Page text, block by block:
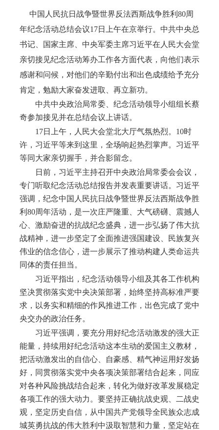
中国人民抗日战争暨世界反法西斯战争胜利 80周
年纪念活动总结会议17日上午在京举行。中共中央总
书记、国家主席、中央军委主席习近平在人民大会堂
亲切接见纪念活动筹办工作各方面代表，向他们表示
感谢和问候，对他们的辛勤付出和出色成绩给予充分
肯定，勉励大家奋发进取、再立新功。
中共中央政治局常委、纪念活动领导小组组长蔡
奇参加接见并在总结会议上讲话。
17日上午，人民大会堂北大厅气氛热烈。10时
许，习近平等来到这里，全场响起热烈掌声。习近平
等同大家亲切握手，并合影留念。
日前，习近平主持召开中央政治局常委会会议，
专门听取纪念活动总结报告并发表重要讲话。习近平
强调，纪念中国人民抗日战争暨世界反法西斯战争胜
利 80周年活动，是一次庄严隆重、大气磅礴、震撼人
心、激励奋进的抗战纪念盛典，进一步弘扬了伟大抗
战精神，进一步坚定了全面推进强国建设、民族复兴
伟业的信念信心，进一步展示了推动构建人类命运共
同体的责任担当。
习近平指出，纪念活动领导小组及其各工作机构
坚决贯彻落实党中央决策部署，始终坚持高标准严要
求，以务实和精细的作风推进工作，出色完成了党中
央交办的政治任务。
习近平强调，要充分用好纪念活动激发的强大正
能量，持续用好纪念活动这本生动的爱国主义教材，
把活动激发出的自信心、自豪感、精气神运用好发扬
好，同贯彻落实党中央各项决策部署结合起来，同应
对各种风险挑战结合起来，转化为做好改革发展稳定
各项工作的强大动力。要坚持正确抗战史观、二战史
观，坚定历史自信，从中国共产党领导全民族众志成
城英勇抗战的伟大胜利中汲取智慧和力量，坚定站在